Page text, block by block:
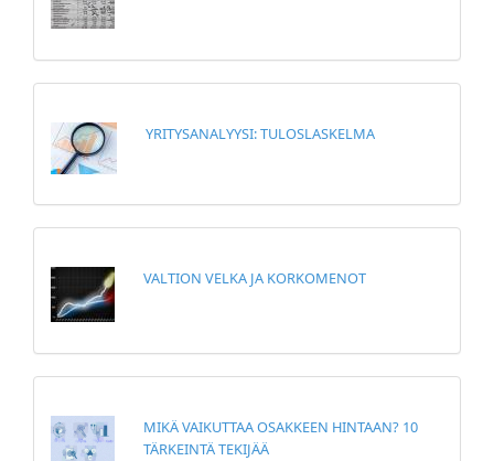
YRITYSANALYYSI: TULOSLASKELMA
VALTION VELKA JA KORKOMENOT
MIKÄ VAIKUTTAA OSAKKEEN HINTAAN? 10
TÄRKEINTÄ TEKIJÄÄ